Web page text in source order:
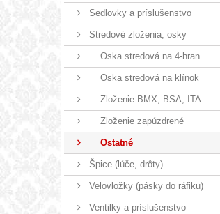
Sedlovky a príslušenstvo
Stredové zloženia, osky
Oska stredová na 4-hran
Oska stredová na klínok
Zloženie BMX, BSA, ITA
Zloženie zapúzdrené
Ostatné
Špice (lúče, drôty)
Velovložky (pásky do ráfiku)
Ventilky a príslušenstvo